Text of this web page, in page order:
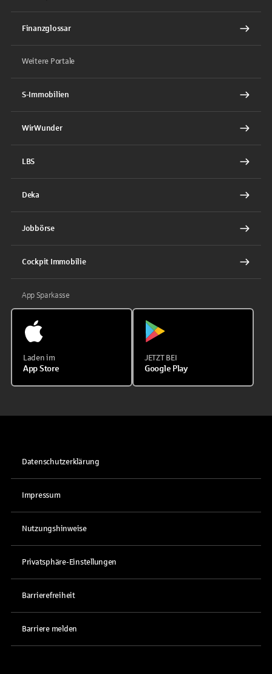
Finanzglossar
Weitere Portale
S-Immobilien
WirWunder
LBS
Deka
Jobbörse
Cockpit Immobilie
App Sparkasse
Laden im
App Store
JETZT BEI
Google Play
Datenschutzerklärung
Impressum
Nutzungshinweise
Privatsphäre-Einstellungen
Barrierefreiheit
Barriere melden